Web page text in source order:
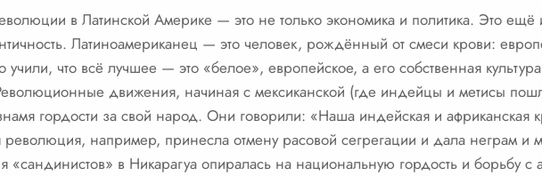
в Латинской Америке — это не только экономика и политика. Это ещё
Латиноамериканец — это человек, рождённый от смеси крови:
учили, что всё лучшее — это «белое», европейское, а его собственная
движения, начиная с мексиканской (где индейцы и метисы
гордости за свой народ. Они говорили: «Наша индейская и африканская
революция, например, принесла отмену расовой сегрегации и дала неграм и
«сандинистов» в Никарагуа опиралась на национальную гордость и борьбу